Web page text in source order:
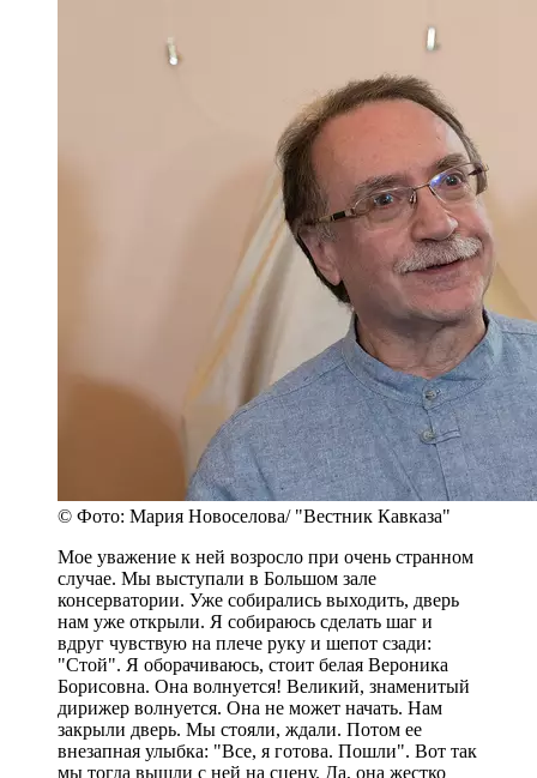
© Фото: Мария Новоселова/ "Вестник Кавказа"
Мое уважение к ней возросло при очень странном
случае. Мы выступали в Большом зале
консерватории. Уже собирались выходить, дверь
нам уже открыли. Я собираюсь сделать шаг и
вдруг чувствую на плече руку и шепот сзади:
"Стой". Я оборачиваюсь, стоит белая Вероника
Борисовна. Она волнуется! Великий, знаменитый
дирижер волнуется. Она не может начать. Нам
закрыли дверь. Мы стояли, ждали. Потом ее
внезапная улыбка: "Все, я готова. Пошли". Вот так
мы тогда вышли с ней на сцену. Да, она жестко